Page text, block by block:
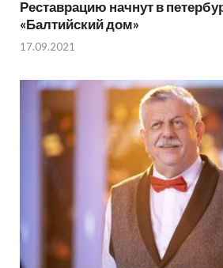
Реставрацию начнут в
«Балтийский дом»
17.09.2021